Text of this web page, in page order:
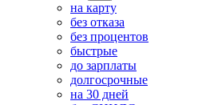
на карту
без отказа
без процентов
быстрые
до зарплаты
долгосрочные
на 30 дней